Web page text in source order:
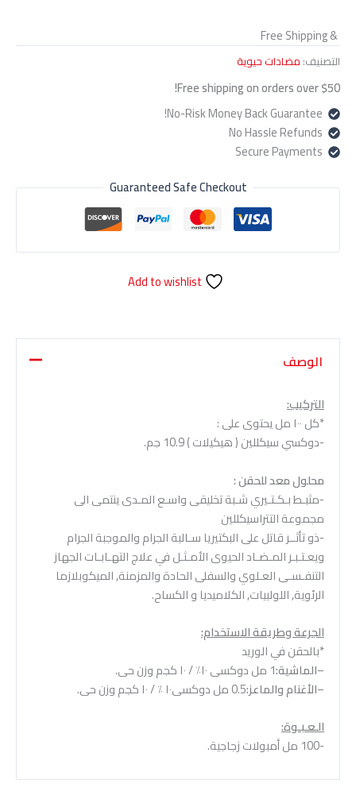
& Free Shipping
التصنيف: مضادات حيوية
Free shipping on orders over $50!
No-Risk Money Back Guarantee!
No Hassle Refunds
Secure Payments
Guaranteed Safe Checkout
Add to wishlist
الوصف
التركيب:
*کل ۱۰۰ مل يحتوى على :
-دوكسي سيكللين ( هيكيلات ) 10.9 جم.
محلول معد للحقن :
-مثبـط بـكـتـيري شـبة تخليقى واسـع المـدى ينتمى الى
مجموعة التتراسيكللين
-ذو تأثــر قاتل على البكتيريا سـالبة الجرام والموجبة الجرام
ويعـتـبـر المـضـاد الحيوى الأمـثـل في علاج التهـابـات الجهاز
التنفـسـى العـلوي والسفلى الحادة والمزمنة, الميكوبلازما
الرئوية, اللولبيات, الكلاميديا و الكساح.
الجرعة وطريقة الاستخدام:
*بالحقن في الوريد
–الماشية:1 مل دوکسی ۱۰٪ / ۱۰ کجم وزن حی.
–الأغنام والماعز:0.5 مل دوکسی۱۰ ٪ / ۱۰ كجم وزن حی.
الـعـبـوة:
-100 مل أمبولات زجاجية.